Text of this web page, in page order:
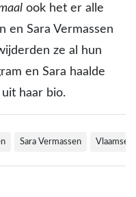
ook het er alle
en Sara Vermassen
ze al hun
en Sara haalde
haar bio.
Sara Vermassen Vlaamse